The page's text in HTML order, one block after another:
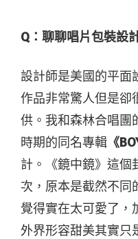
Q：聊聊唱片包裝設
設計師是美國的平面
作品非常驚人但是卻
供。我和森林合唱團
時期的同名專輯 《
計。《鏡中鏡》這個
次，原本是截然不同
覺得實在太可愛了，
外界形容甜美其實只